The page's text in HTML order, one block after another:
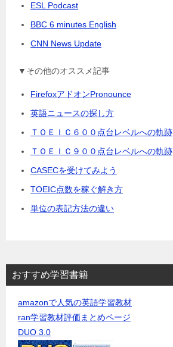
ESL Podcast
BBC 6 minutes English
CNN News Update
▼その他のオススメ記事
FirefoxアドオンPronounce
英語ニュースの探し方
ＴＯＥＩＣ６００点台レベルへの軌跡
ＴＯＥＩＣ９００点台レベルへの軌跡
CASECを受けてみよう
TOEIC点数を稼ぐ解き方
単位の表記方法の違い
おすすめ学習書籍
amazonで人気の英語学習教材
ran学習教材評価まとめページ
DUO 3.0